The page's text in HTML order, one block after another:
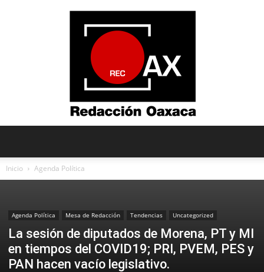
Inicio Agenda Política
Agenda Política Mesa de Redacción Tendencias Uncategorized
La sesión de diputados de Morena, PT y MI
en tiempos del COVID19; PRI, PVEM, PES y
PAN hacen vacío legislativo.